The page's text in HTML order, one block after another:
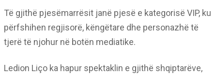
Të gjithë pjesëmarrësit janë pjesë e kategorisë VIP, ku
përfshihen regjisorë, këngëtare dhe personazhë të
tjerë të njohur në botën mediatike.
Ledion Liço ka hapur spektaklin e gjithë shqiptarëve,